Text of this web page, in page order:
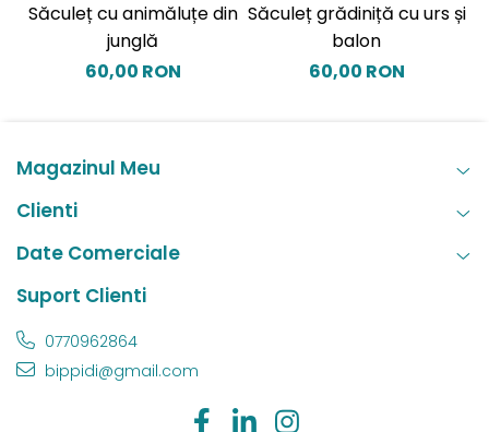
Săculeț cu animăluțe din
junglă
60,00 RON
Săculeț grădiniță cu urs și
balon
60,00 RON
Magazinul Meu
Clienti
Date Comerciale
Suport Clienti
0770962864
bippidi@gmail.com